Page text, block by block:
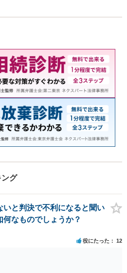
グ
いと判決で不利になると聞い
なものでしょうか？
役にたった 12